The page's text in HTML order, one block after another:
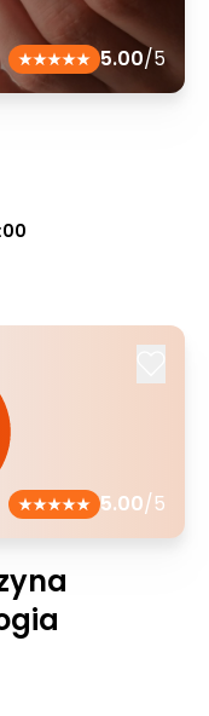
5.00/5
5.00/5